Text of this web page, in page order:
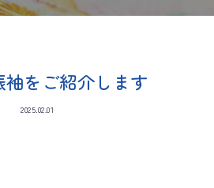
をご紹介します
2025.02.01